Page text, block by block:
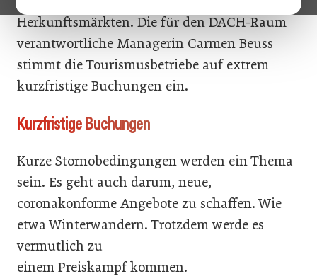
Herkunftsmärkten. Die für den DACH-Raum
verantwortliche Managerin Carmen Beuss
stimmt die Tourismusbetriebe auf extrem
kurzfristige Buchungen ein.
Kurzfristige Buchungen
Kurze Stornobedingungen werden ein Thema
sein. Es geht auch darum, neue,
coronakonforme Angebote zu schaffen. Wie
etwa Winterwandern. Trotzdem werde es
vermutlich zu
einem Preiskampf kommen.